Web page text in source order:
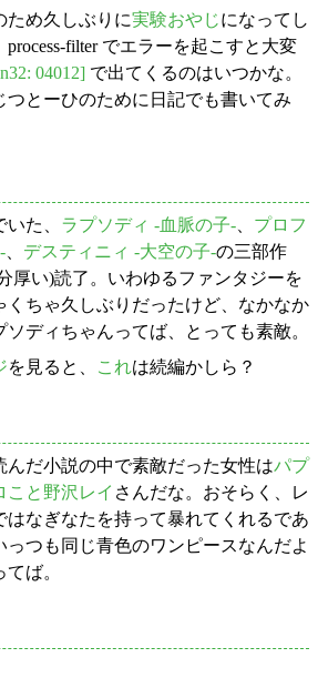
ため久しぶりに実験おやじになってし
process-filter でエラーを起こすと大変
04012] で出てくるのはいつかな。
つとーひのために日記でも書いてみ
た、 ラプソディ -血脈の子-
プロフ
デスティニィ -大空の子-の三部作
厚い)読了。いわゆるファンタジーを
くちゃ久しぶりだったけど、なかなか
ディちゃんってば、とっても素敵。
を見ると、 これは続編かしら？
んだ小説の中で素敵だった女性はパプ
こと野沢レイ さんだな。おそらく、レ
はなぎなたを持って暴れてくれるであ
っつも同じ青色のワンピースなんだよ
ば。